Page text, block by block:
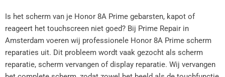
Is het scherm van je Honor 8A Prime gebarsten, kapot of
reageert het touchscreen niet goed? Bij Prime Repair in
Amsterdam voeren wij professionele Honor 8A Prime scherm
reparaties uit. Dit probleem wordt vaak gezocht als scherm
reparatie, scherm vervangen of display reparatie. Wij vervangen